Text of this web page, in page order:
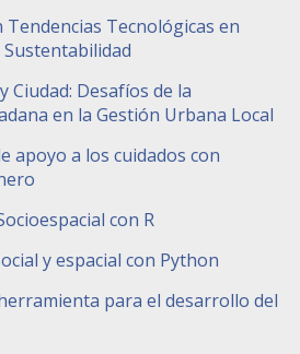
Tendencias Tecnológicas en
Ciudad: Desafíos de la
en la Gestión Urbana Local
apoyo a los cuidados con
con R
y espacial con Python
para el desarrollo del